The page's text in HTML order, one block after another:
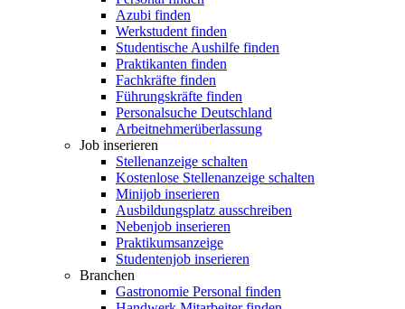
Azubi finden
Werkstudent finden
Studentische Aushilfe finden
Praktikanten finden
Fachkräfte finden
Führungskräfte finden
Personalsuche Deutschland
Arbeitnehmerüberlassung
Job inserieren
Stellenanzeige schalten
Kostenlose Stellenanzeige schalten
Minijob inserieren
Ausbildungsplatz ausschreiben
Nebenjob inserieren
Praktikumsanzeige
Studentenjob inserieren
Branchen
Gastronomie Personal finden